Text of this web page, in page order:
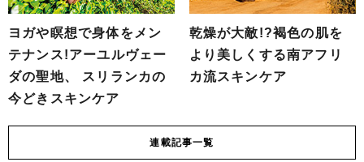
ヨガや瞑想で身体をメン
テナンス!アーユルヴェー
ダの聖地、 スリランカの
今どきスキンケア
乾燥が大敵!?褐色の肌を
より美しくする南アフリ
カ流スキンケア
連載記事一覧